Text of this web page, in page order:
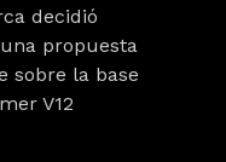
decidió
propuesta
sobre la base
V12